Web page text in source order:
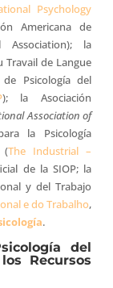
Psychology
Americana de
Association); la
Travail de Langue
Psicología del
); la Asociación
Association of
la Psicología
(The Industrial –
de la SIOP; la
y del Trabajo
e do Trabalho,
.
del
Recursos